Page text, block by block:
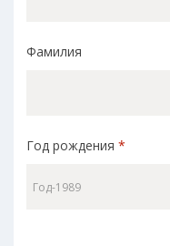
Фамилия
Год рождения *